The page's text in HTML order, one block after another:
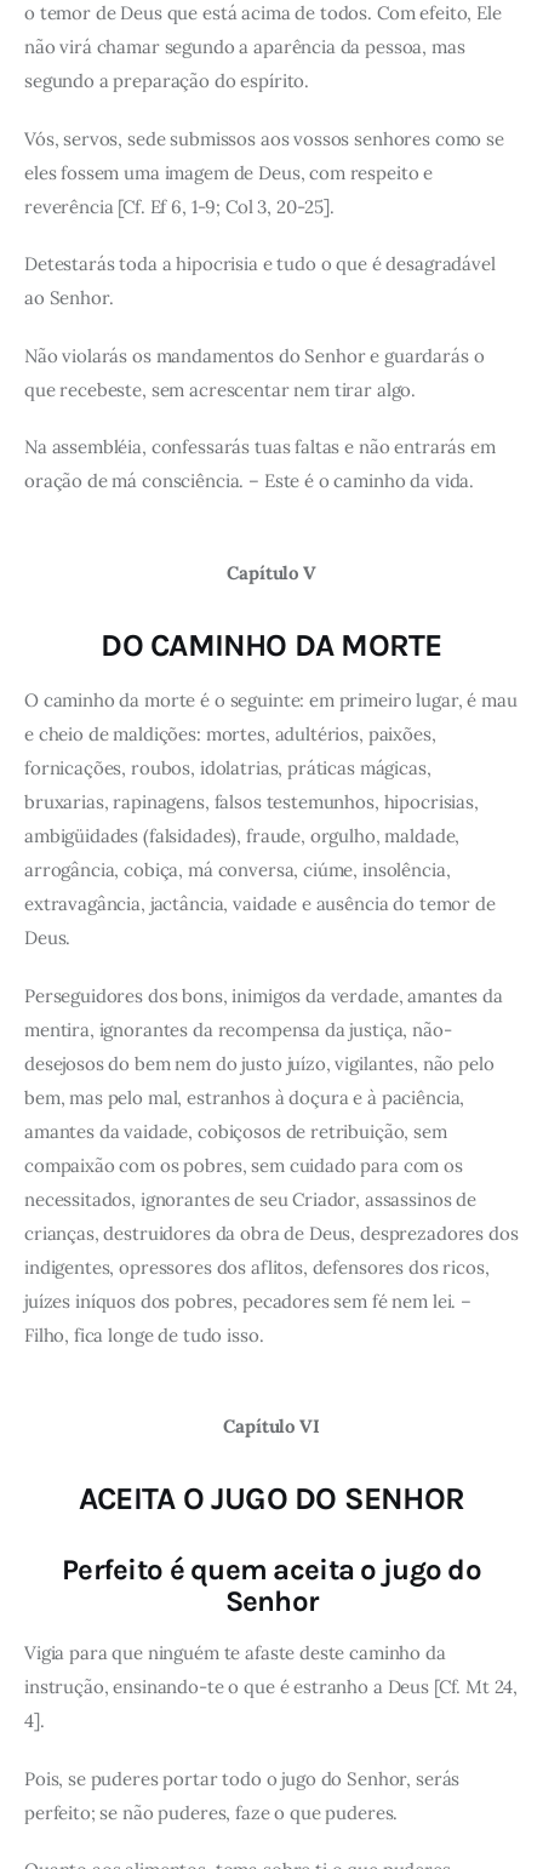
o temor de Deus que está acima de todos. Com efeito, Ele
não virá chamar segundo a aparência da pessoa, mas
segundo a preparação do espírito.
Vós, servos, sede submissos aos vossos senhores como se
eles fossem uma imagem de Deus, com respeito e
reverência [Cf. Ef 6, 1-9; Col 3, 20-25].
Detestarás toda a hipocrisia e tudo o que é desagradável
ao Senhor.
Não violarás os mandamentos do Senhor e guardarás o
que recebeste, sem acrescentar nem tirar algo.
Na assembléia, confessarás tuas faltas e não entrarás em
oração de má consciência. – Este é o caminho da vida.
Capítulo V
DO CAMINHO DA MORTE
O caminho da morte é o seguinte: em primeiro lugar, é mau
e cheio de maldições: mortes, adultérios, paixões,
fornicações, roubos, idolatrias, práticas mágicas,
bruxarias, rapinagens, falsos testemunhos, hipocrisias,
ambigüidades (falsidades), fraude, orgulho, maldade,
arrogância, cobiça, má conversa, ciúme, insolência,
extravagância, jactância, vaidade e ausência do temor de
Deus.
Perseguidores dos bons, inimigos da verdade, amantes da
mentira, ignorantes da recompensa da justiça, não-
desejosos do bem nem do justo juízo, vigilantes, não pelo
bem, mas pelo mal, estranhos à doçura e à paciência,
amantes da vaidade, cobiçosos de retribuição, sem
compaixão com os pobres, sem cuidado para com os
necessitados, ignorantes de seu Criador, assassinos de
crianças, destruidores da obra de Deus, desprezadores dos
indigentes, opressores dos aflitos, defensores dos ricos,
juízes iníquos dos pobres, pecadores sem fé nem lei. –
Filho, fica longe de tudo isso.
Capítulo VI
ACEITA O JUGO DO SENHOR
Perfeito é quem aceita o jugo do
Senhor
Vigia para que ninguém te afaste deste caminho da
instrução, ensinando-te o que é estranho a Deus [Cf. Mt 24,
4].
Pois, se puderes portar todo o jugo do Senhor, serás
perfeito; se não puderes, faze o que puderes.